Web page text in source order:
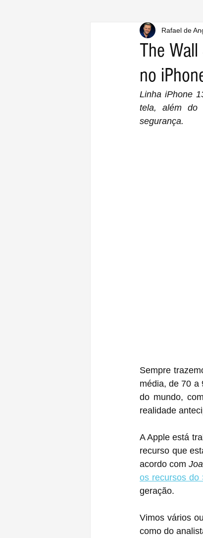
The Wall
no
Rafael de
Linha iPhone
tela, além do
segurança.
Sempre
média, de 70 a
do mundo,
realidade
A Apple está
recurso que
acordo com
os recursos do
geração.
Vimos vários
como do